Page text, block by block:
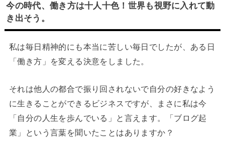
今の時代、働き方は十人十色！世界も視野に入れて動
き出そう。
私は毎日精神的にも本当に苦しい毎日でしたが、ある日
「働き方」を変える決意をしました。
それは他人の都合で振り回されないで自分の好きなよう
に生きることができるビジネスですが、まさに私は今
「自分の人生を歩んでいる」と言えます。「ブログ起
業」という言葉を聞いたことはありますか？